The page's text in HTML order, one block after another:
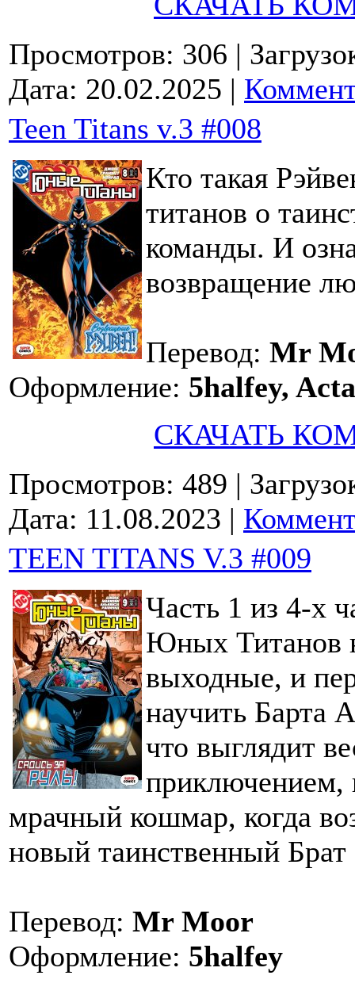
Просмотров: 306 |
Дата: 20.02.2025 |
Teen Titans v.3 #008
Кто такая
титанов о
команды. И
возвращение
Перевод: Mr
Оформление: 5halfey,
СКАЧАТЬ
Просмотров: 489 |
Дата: 11.08.2023 |
TEEN TITANS V.3 #009
Часть 1 из 4-х
Юных Титанов
выходные, и
научить Барта
что выглядит
приключением,
мрачный кошмар, когда
новый таинственный
Перевод: Mr Moor
Оформление: 5halfey